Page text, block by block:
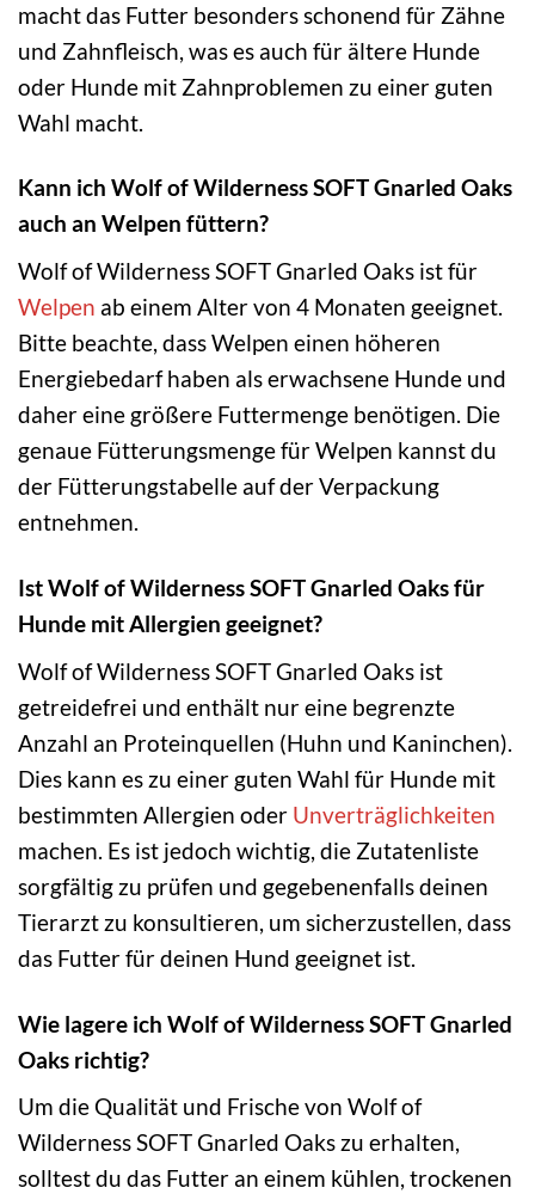
macht das Futter besonders schonend für Zähne
und Zahnfleisch, was es auch für ältere Hunde
oder Hunde mit Zahnproblemen zu einer guten
Wahl macht.
Kann ich Wolf of Wilderness SOFT Gnarled Oaks
auch an Welpen füttern?
Wolf of Wilderness SOFT Gnarled Oaks ist für
Welpen ab einem Alter von 4 Monaten geeignet.
Bitte beachte, dass Welpen einen höheren
Energiebedarf haben als erwachsene Hunde und
daher eine größere Futtermenge benötigen. Die
genaue Fütterungsmenge für Welpen kannst du
der Fütterungstabelle auf der Verpackung
entnehmen.
Ist Wolf of Wilderness SOFT Gnarled Oaks für
Hunde mit Allergien geeignet?
Wolf of Wilderness SOFT Gnarled Oaks ist
getreidefrei und enthält nur eine begrenzte
Anzahl an Proteinquellen (Huhn und Kaninchen).
Dies kann es zu einer guten Wahl für Hunde mit
bestimmten Allergien oder Unverträglichkeiten
machen. Es ist jedoch wichtig, die Zutatenliste
sorgfältig zu prüfen und gegebenenfalls deinen
Tierarzt zu konsultieren, um sicherzustellen, dass
das Futter für deinen Hund geeignet ist.
Wie lagere ich Wolf of Wilderness SOFT Gnarled
Oaks richtig?
Um die Qualität und Frische von Wolf of
Wilderness SOFT Gnarled Oaks zu erhalten,
solltest du das Futter an einem kühlen, trockenen